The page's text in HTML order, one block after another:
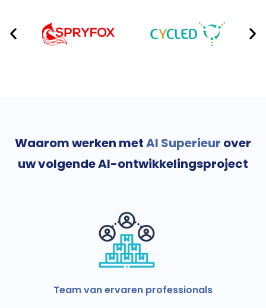
Waarom werken metAI Superieur over
uw volgende AI-ontwikkelingsproject
Team van ervaren professionals